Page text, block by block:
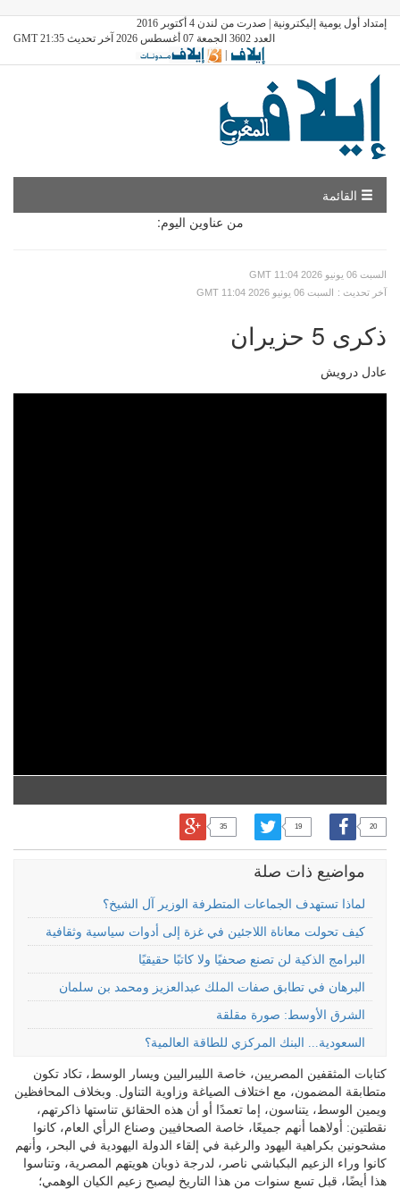
إمتداد أول يومية إليكترونية | صدرت من لندن 4 أكتوبر 2016
العدد 3602 الجمعة 07 أغسطس 2026 آخر تحديث GMT 21:35
|
القائمة
من عناوين اليوم:
GMT السبت 06 يونيو 2026 11:04
GMT السبت 06 يونيو 2026 11:04
: آخر تحديث
ذكرى 5 حزيران
عادل درويش
20
19
35
مواضيع ذات صلة
لماذا تستهدف الجماعات المتطرفة الوزير آل الشيخ؟
كيف تحولت معاناة اللاجئين في غزة إلى أدوات سياسية وثقافية
البرامج الذكية لن تصنع صحفيًا ولا كاتبًا حقيقيًا
البرهان في تطابق صفات الملك عبدالعزيز ومحمد بن سلمان
الشرق الأوسط: صورة مقلقة
السعودية... البنك المركزي للطاقة العالمية؟
كتابات المثقفين المصريين، خاصة الليبراليين ويسار الوسط، تكاد تكون
متطابقة المضمون، مع اختلاف الصياغة وزاوية التناول. وبخلاف المحافظين
ويمين الوسط، يتناسون، إما تعمدًا أو أن هذه الحقائق تناستها ذاكرتهم،
نقطتين: أولاهما أنهم جميعًا، خاصة الصحافيين وصناع الرأي العام، كانوا
مشحونين بكراهية اليهود والرغبة في إلقاء الدولة اليهودية في البحر، وأنهم
كانوا وراء الزعيم البكباشي ناصر، لدرجة ذوبان هويتهم المصرية، وتناسوا
هذا أيضًا، قبل تسع سنوات من هذا التاريخ ليصبح زعيم الكيان الوهمي؛